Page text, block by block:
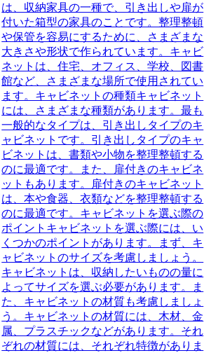
は、収納家具の一種で、引き出しや扉が
付いた箱型の家具のことです。整理整頓
や保管を容易にするために、さまざまな
大きさや形状で作られています。キャビ
ネットは、住宅、オフィス、学校、図書
館など、さまざまな場所で使用されてい
ます。キャビネットの種類キャビネット
には、さまざまな種類があります。最も
一般的なタイプは、引き出しタイプのキ
ャビネットです。引き出しタイプのキャ
ビネットは、書類や小物を整理整頓する
のに最適です。また、扉付きのキャビネ
ットもあります。扉付きのキャビネット
は、本や食器、衣類などを整理整頓する
のに最適です。キャビネットを選ぶ際の
ポイントキャビネットを選ぶ際には、い
くつかのポイントがあります。まず、キ
ャビネットのサイズを考慮しましょう。
キャビネットは、収納したいものの量に
よってサイズを選ぶ必要があります。ま
た、キャビネットの材質も考慮しましょ
う。キャビネットの材質には、木材、金
属、プラスチックなどがあります。それ
ぞれの材質には、それぞれ特徴がありま